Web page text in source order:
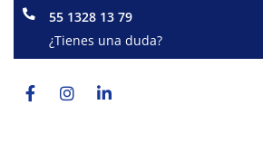
55 1328 13 79
¿Tienes una duda?
f